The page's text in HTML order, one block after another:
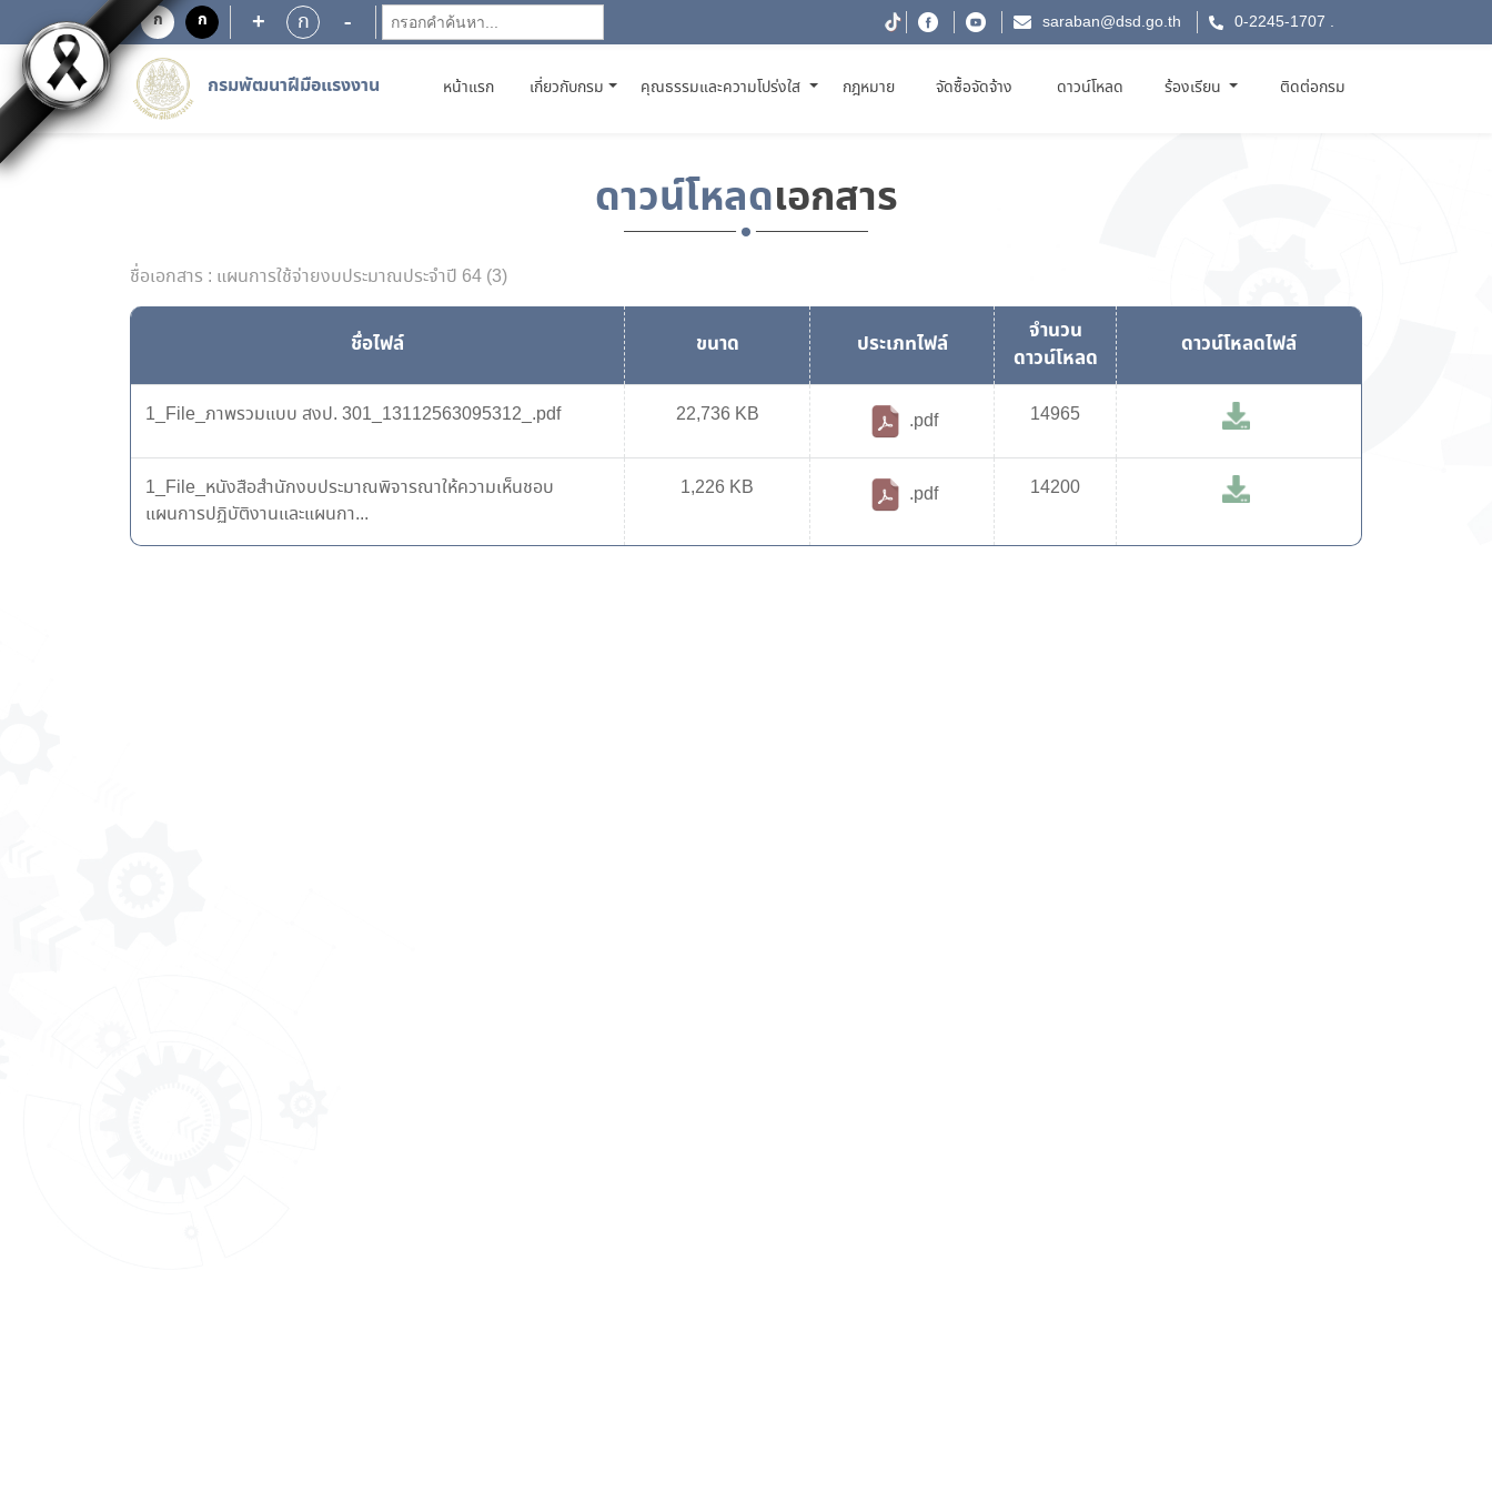
ก ก + ก - saraban@dsd.go.th 0-2245-1707 .
กรมพัฒนาฝีมือแรงงาน หน้าแรก(CURRENT)
เกี่ยวกับกรม คุณธรรมและความโปร่งใส กฎหมาย จัดซื้อจัดจ้าง ดาวน์โหลด ร้องเรียน ติดต่อกรม
ดาวน์โหลดเอกสาร
ชื่อเอกสาร : แผนการใช้จ่ายงบประมาณประจำปี 64 (3)
ชื่อไฟล์ ขนาด ประเภทไฟล์
จำนวน
ดาวน์โหลด
ดาวน์โหลดไฟล์
1_File_ภาพรวมแบบ สงป. 301_13112563095312_.pdf 22,736 KB .pdf 14965
1_File_หนังสือสำนักงบประมาณพิจารณาให้ความเห็นชอบ
แผนการปฏิบัติงานและแผนกา...
1,226 KB .pdf 14200